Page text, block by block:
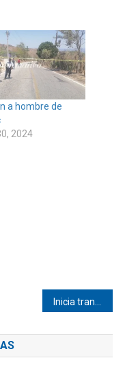
a hombre de
2024
Inicia transición de gobierno en Pinotepa